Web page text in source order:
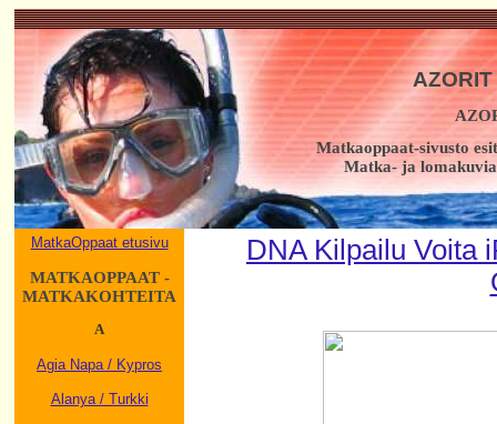
Matkaoppaat-sivusto
Matka- ja
MatkaOppaat etusivu
MATKAOPPAAT -
MATKAKOHTEITA
A
Agia Napa / Kypros
Alanya / Turkki
DNA Kilpailu Voita